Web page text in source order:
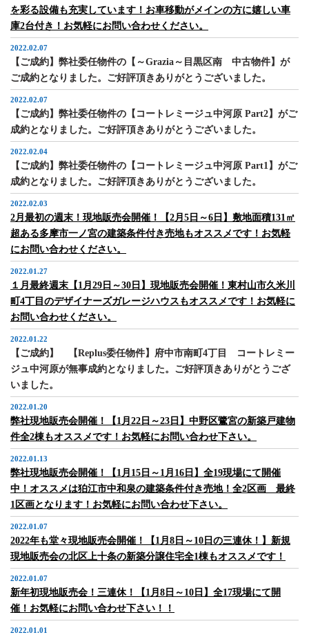
を彩る設備も充実しています！お車移動がメインの方に嬉しい車
庫2台付き！お気軽にお問い合わせください。
2022.02.07
【ご成約】弊社委任物件の【～Grazia～目黒区南 中古物件】が
ご成約となりました。ご好評頂きありがとうございました。
2022.02.07
【ご成約】弊社委任物件の【コートレミージュ中河原 Part2】がご
成約となりました。ご好評頂きありがとうございました。
2022.02.04
【ご成約】弊社委任物件の【コートレミージュ中河原 Part1】がご
成約となりました。ご好評頂きありがとうございました。
2022.02.03
2月最初の週末！現地販売会開催！【2月5日～6日】敷地面積131㎡
超ある多摩市一ノ宮の建築条件付き売地もオススメです！お気軽
にお問い合わせください。
2022.01.27
１月最終週末【1月29日～30日】現地販売会開催！東村山市久米川
町4丁目のデザイナーズガレージハウスもオススメです！お気軽に
お問い合わせください。
2022.01.22
【ご成約】 【Replus委任物件】府中市南町4丁目 コートレミー
ジュ中河原が無事成約となりました。ご好評頂きありがとうござ
いました。
2022.01.20
弊社現地販売会開催！【1月22日～23日】中野区鷺宮の新築戸建物
件全2棟もオススメです！お気軽にお問い合わせ下さい。
2022.01.13
弊社現地販売会開催！【1月15日～1月16日】全19現場にて開催
中！オススメは狛江市中和泉の建築条件付き売地！全2区画 最終
1区画となります！お気軽にお問い合わせ下さい。
2022.01.07
2022年も堂々現地販売会開催！【1月8日～10日の三連休！】新規
現地販売会の北区上十条の新築分譲住宅全1棟もオススメです！
2022.01.07
新年初現地販売会！三連休！【1月8日～10日】全17現場にて開
催！お気軽にお問い合わせ下さい！！
2022.01.01